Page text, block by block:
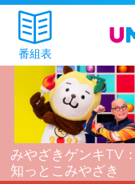
番組表
みやざきゲンキTV：
知っとこみやざき